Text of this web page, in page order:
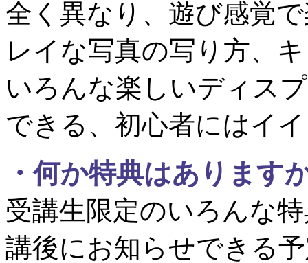
全く異なり、遊び感覚
レイな写真の写り方、
いろんな楽しいディス
できる、初心者にはイ
・何か特典はあります
受講生限定のいろんな
講後にお知らせできる